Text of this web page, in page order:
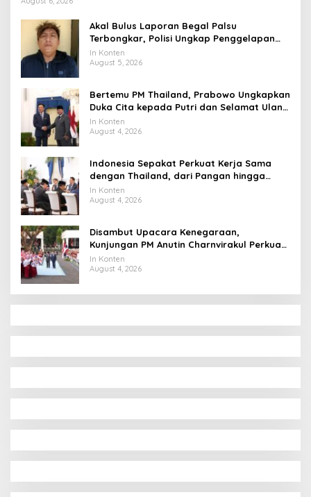
Akal Bulus Laporan Begal Palsu
Terbongkar, Polisi Ungkap Penggelapan
Uang Perusahaan untuk Crypto
In Konten
August 5, 2026
Bertemu PM Thailand, Prabowo Ungkapkan
Duka Cita kepada Putri dan Selamat Ulang
Tahun ke Raja Thailand
In Konten
August 4, 2026
Indonesia Sepakat Perkuat Kerja Sama
dengan Thailand, dari Pangan hingga
Ekonomi Digital
In Konten
August 4, 2026
Disambut Upacara Kenegaraan,
Kunjungan PM Anutin Charnvirakul Perkuat
Hubungan Indonesia-Thailand
In Konten
August 4, 2026